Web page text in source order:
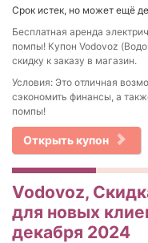
Срок истек, но может ещё
Бесплатная аренда
помпы! Купон Vodovoz
скидку к заказу в магазин.
Условия: Это отличная
сэкономить финансы, а
помпы!
Открыть купон
Vodovoz,
для новых
декабря 2024